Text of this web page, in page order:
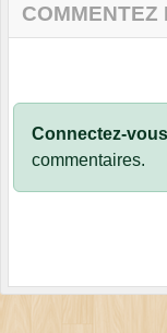
COMMENTEZ
Connectez-vous
commentaires.